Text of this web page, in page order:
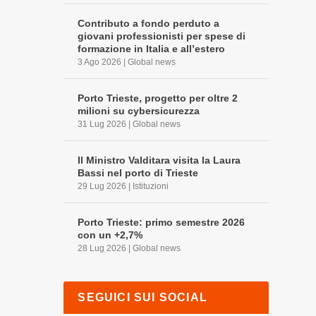
Contributo a fondo perduto a
giovani professionisti per spese di
formazione in Italia e all’estero
3 Ago 2026 |Global news
Porto Trieste, progetto per oltre 2
milioni su cybersicurezza
31 Lug 2026 |Global news
Il Ministro Valditara visita la Laura
Bassi nel porto di Trieste
29 Lug 2026 | Istituzioni
Porto Trieste: primo semestre 2026
con un +2,7%
28 Lug 2026 |Global news
SEGUICI SUI SOCIAL